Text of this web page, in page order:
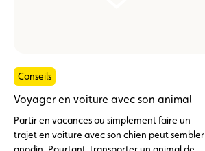
Conseils
Voyager en voiture avec son animal
Partir en vacances ou simplement faire un
trajet en voiture avec son chien peut sembler
anodin. Pourtant, transporter un animal de